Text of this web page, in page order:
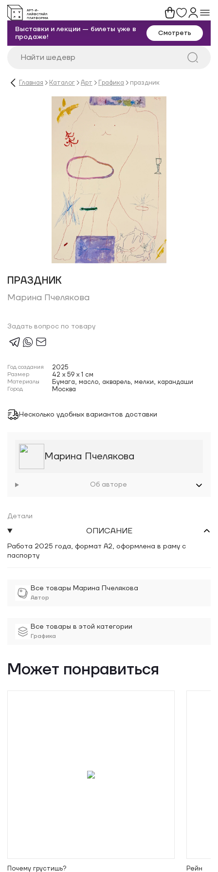
Выставки и лекции — билеты уже в
продаже!
Смотреть
Главная Каталог Арт Графика праздник
ПРАЗДНИК
Марина Пчелякова
Задать вопрос по товару
Год создания 2025
Размер 42 x 59 x 1 см
Материалы Бумага, масло, акварель, мелки, карандаши
Город Москва
Несколько удобных вариантов доставки
Все товары Марина Пчелякова
Автор
Все товары в этой категории
Графика
Марина Пчелякова
Об авторе
Детали
ОПИСАНИЕ
Работа 2025 года, формат А2, оформлена в раму с
паспорту
Может понравиться
Почему грустишь?
Рейн